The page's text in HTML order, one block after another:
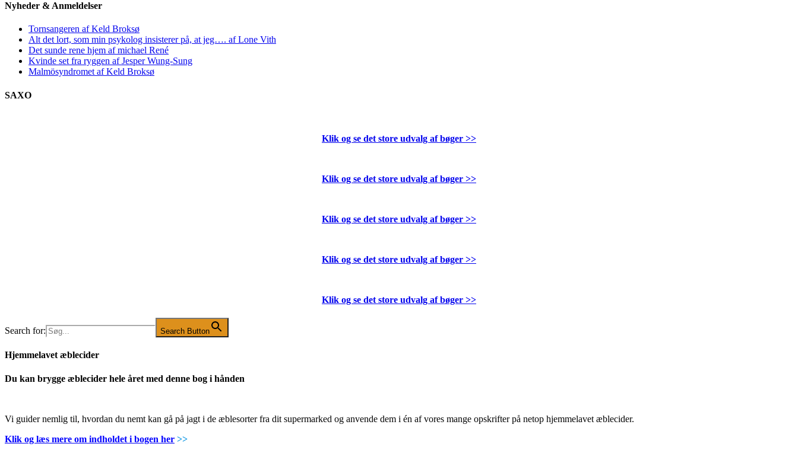
Nyheder & Anmeldelser
Tornsangeren af Keld Broksø
Alt det lort, som min psykolog insisterer på, at jeg…. af Lone Vith
Det sunde rene hjem af michael René
Kvinde set fra ryggen af Jesper Wung-Sung
Malmösyndromet af Keld Broksø
SAXO
Klik og se det store udvalg af bøger >>
Klik og se det store udvalg af bøger >>
Klik og se det store udvalg af bøger >>
Klik og se det store udvalg af bøger >>
Klik og se det store udvalg af bøger >>
Search for: Search Button
Hjemmelavet æblecider
Du kan brygge æblecider hele året med denne bog i hånden
Vi guider nemlig til, hvordan du nemt kan gå på jagt i de æblesorter fra dit supermarked og anvende dem i én af vores mange opskrifter på netop hjemmelavet æblecider.
Klik og læs mere om indholdet i bogen her >>